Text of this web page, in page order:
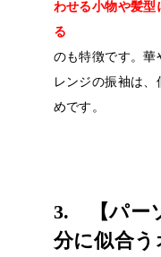
わせる小物や髪型
る
のも特徴です。華
レンジの振袖は
めです。
3. 【パー
分に似合